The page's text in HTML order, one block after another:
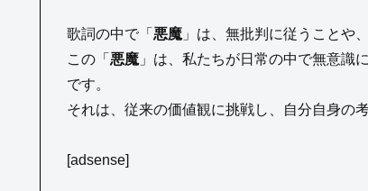
歌詞の中で「 悪魔 」は、無批判に従うことや
この「 悪魔 」は、私たちが日常の中で無意識
です。
それは、従来の価値観に挑戦し、自分自身の
[adsense]